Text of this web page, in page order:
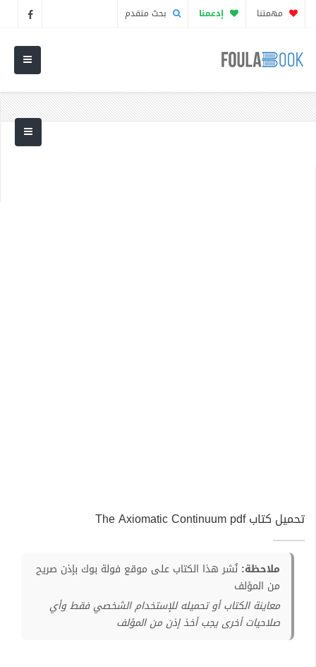
مهمتنا إدعمنا بحث متقدم
تحميل كتاب The Axiomatic Continuum pdf
ملاحظة: نُشر هذا الكتاب على موقع فولة بوك بإذن صريح
من المؤلف
معاينة الكتاب أو تحميله للإستخدام الشخصي فقط وأي
صلاحيات أخرى يجب أخذ إذن من المؤلف